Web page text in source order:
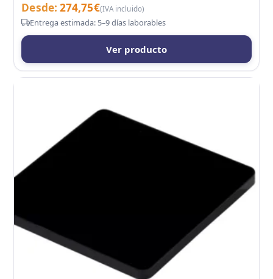
Desde:274,75€(IVA incluido)
Entrega estimada: 5–9 días laborables
Ver producto